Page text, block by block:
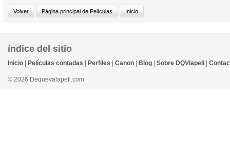
índice del sitio
Inicio Películas contadas Perfiles Canon Blog Sobre DQVlapeli
© 2026 Dequevalapeli.com